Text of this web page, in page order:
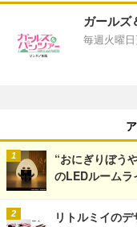
ガールズ
毎週火曜日
“おにぎりぼう
のLEDルームラ
リトルミイの